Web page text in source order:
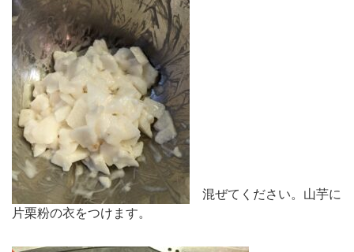
混ぜてください。山芋に
片栗粉の衣をつけます。